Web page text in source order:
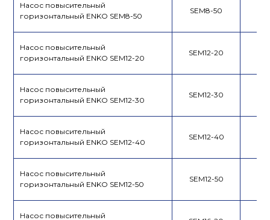
Насос повысительный
горизонтальный ENKO SEM8-50
SEM8-50
Насос повысительный
горизонтальный ENKO SEM12-20
SEM12-20
Насос повысительный
горизонтальный ENKO SEM12-30
SEM12-30
Насос повысительный
горизонтальный ENKO SEM12-40
SEM12-40
Насос повысительный
горизонтальный ENKO SEM12-50
SEM12-50
Насос повысительный